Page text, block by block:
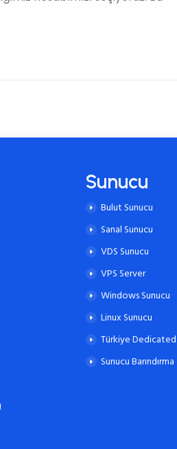
Sunucu
Bulut Sunucu
Sanal Sunucu
VDS Sunucu
VPS Server
Windows Sunucu
Linux Sunucu
Türkiye
Sunucu Barındırma